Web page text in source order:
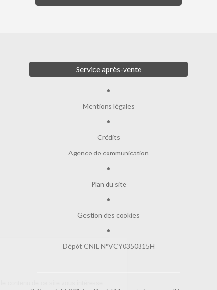
Service après-vente
Mentions légales
Crédits
Agence de communication
Plan du site
Gestion des cookies
Dépôt CNIL N°VCY0350815H